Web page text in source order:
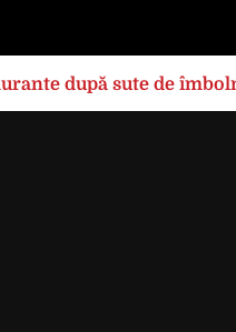
după sute de